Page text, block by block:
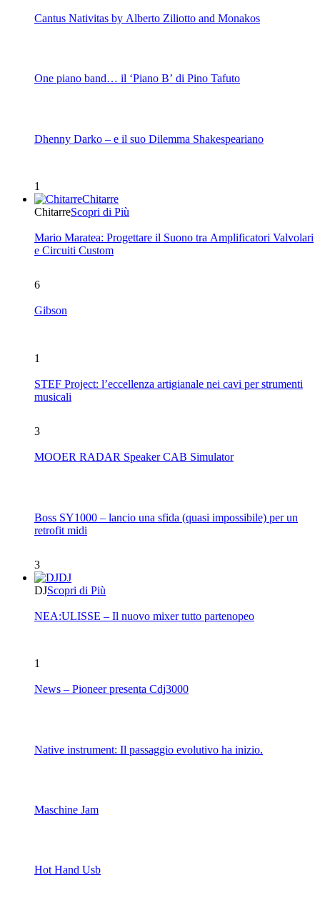
Cantus Nativitas by Alberto Ziliotto and Monakos
One piano band… il ‘Piano B’ di Pino Tafuto
Dhenny Darko – e il suo Dilemma Shakespeariano
1
Chitarre
ChitarreScopri di Più
Mario Maratea: Progettare il Suono tra Amplificatori Valvolari
e Circuiti Custom
6
Gibson
1
STEF Project: l’eccellenza artigianale nei cavi per strumenti
musicali
3
MOOER RADAR Speaker CAB Simulator
Boss SY1000 – lancio una sfida (quasi impossibile) per un
retrofit midi
3
DJ
DJScopri di Più
NEA:ULISSE – Il nuovo mixer tutto partenopeo
1
News – Pioneer presenta Cdj3000
Native instrument: Il passaggio evolutivo ha inizio.
Maschine Jam
Hot Hand Usb